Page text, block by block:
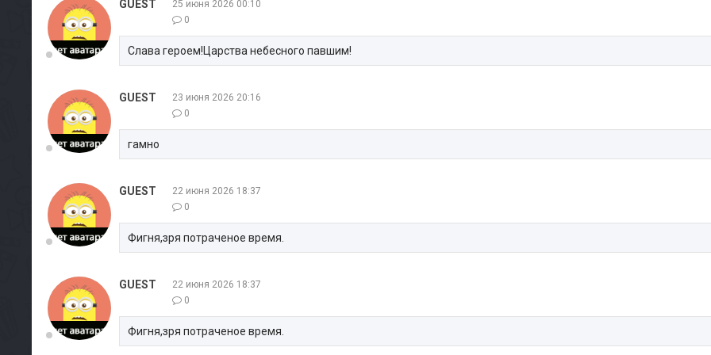
GUEST
25 июня 2026 00:10
0
Слава героем!Царства небесного павшим!
GUEST
23 июня 2026 20:16
0
гамно
GUEST
22 июня 2026 18:37
0
Фигня,зря потраченое время.
GUEST
22 июня 2026 18:37
0
Фигня,зря потраченое время.